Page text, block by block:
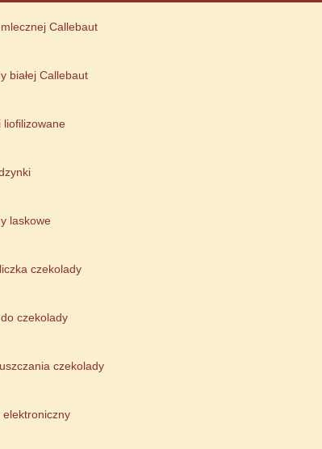
Callebaut
białej Callebaut
liofilizowane
laskowe
czekolady
do czekolady
czekolady
elektroniczny